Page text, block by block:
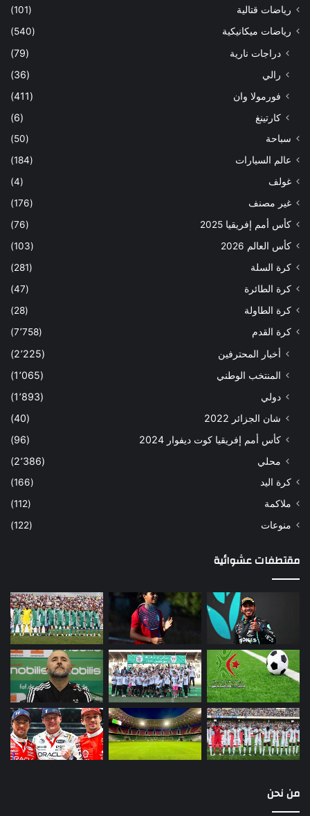
رياضات قتالية
(101)
رياضات ميكانيكية
(540)
دراجات نارية
(79)
رالي
(36)
فورمولا وان
(411)
كارتينغ
(6)
سباحة
(50)
عالم السيارات
(184)
غولف
(4)
غير مصنف
(176)
كأس أمم إفريقيا 2025
(76)
كأس العالم 2026
(103)
كرة السلة
(281)
كرة الطائرة
(47)
كرة الطاولة
(28)
كرة القدم
(7٬758)
أخبار المحترفين
(2٬225)
المنتخب الوطني
(1٬065)
دولي
(1٬893)
شان الجزائر 2022
(40)
كأس أمم إفريقيا كوت ديفوار 2024
(96)
محلي
(2٬386)
كرة اليد
(166)
ملاكمة
(112)
منوعات
(122)
مقتطفات عشوائية
من نحن